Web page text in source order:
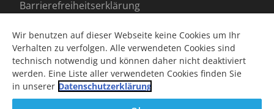
Wir benutzen auf dieser Webseite keine Cookies um Ihr
Verhalten zu verfolgen. Alle verwendeten Cookies sind
technisch notwendig und können daher nicht deaktiviert
werden. Eine Liste aller verwendeten Cookies finden Sie
in unserer Datenschutzerklärung